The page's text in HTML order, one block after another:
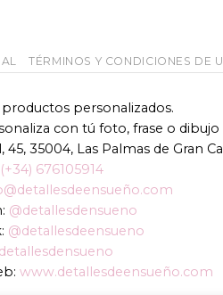
TÉRMINOS Y CONDICIONES DE
productos personalizados.
con tú foto, frase o
45, 35004, Las Palmas de Gran
(+34) 676105914
@detallesdensueno
@detallesdeensueno
www.detallesdeensueño.com